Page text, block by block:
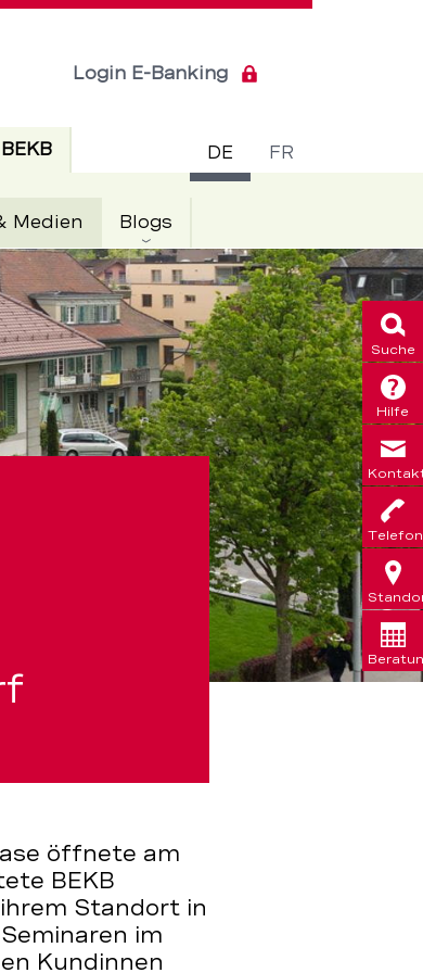
DE FR
Login E-Banking
Aktiv
Medien AktivBlogs
Suche
Hilfe
Telefon
öffnete am
BEKB
Standort in
im
Kundinnen